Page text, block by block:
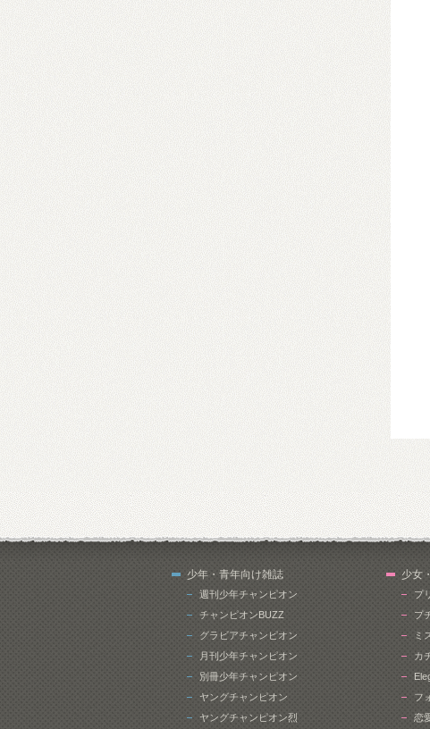
少年・青年向け雑誌
週刊少年チャンピオン
チャンピオンBUZZ
グラビアチャンピオン
月刊少年チャンピオン
別冊少年チャンピオン
ヤングチャンピオン
ヤングチャンピオン烈
少女
プ
プ
ミ
カ
フ
恋